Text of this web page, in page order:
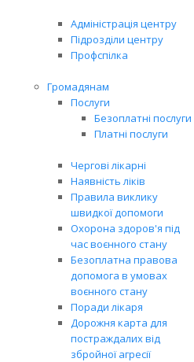
Адміністрація центру
Підрозділи центру
Профспілка
Громадянам
Послуги
Безоплатні послуги
Платні послуги
Чергові лікарні
Наявність ліків
Правила виклику
швидкої допомоги
Охорона здоров'я під
час воєнного стану
Безоплатна правова
допомога в умовах
воєнного стану
Поради лікаря
Дорожня карта для
постраждалих від
збройної агресії